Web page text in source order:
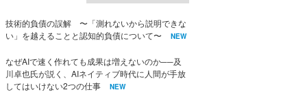
技術的負債の誤解 〜「測れないから説明できな
い」を越えることと認知的負債について〜
NEW
なぜAIで速く作れても成果は増えないのか──及
川卓也氏が説く、AIネイティブ時代に人間が手放
してはいけない2つの仕事
NEW